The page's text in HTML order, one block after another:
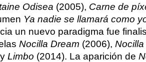
Odisea (2005), Carne de
Ya nadie se llamará como
un nuevo paradigma fue
Nocilla Dream (2006),
Limbo (2014). La aparición de